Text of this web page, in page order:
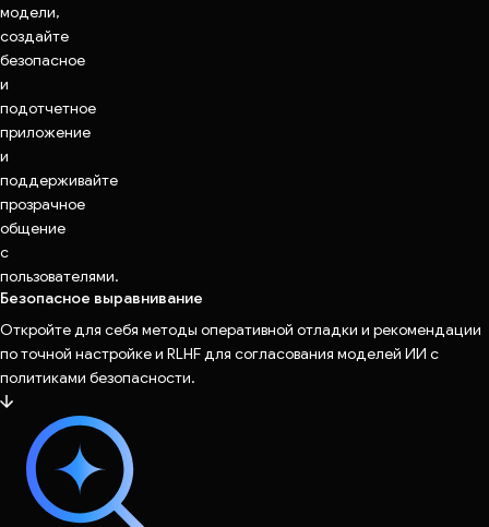
модели,
создайте
безопасное
и
подотчетное
приложение
и
поддерживайте
прозрачное
общение
с
пользователями.
Безопасное выравнивание
Откройте для себя методы оперативной отладки и рекомендации
по точной настройке и RLHF для согласования моделей ИИ с
политиками безопасности.